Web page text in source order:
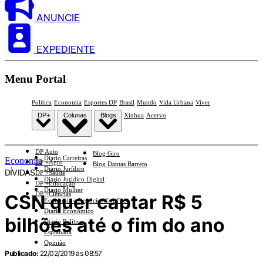
ANUNCIE
EXPEDIENTE
Menu Portal
Política Economia Esportes DP Brasil Mundo Vida Urbana Viver
DP+
DP Auto
DP +Agro
DP +Saúde
DP +Educação
DP +Ciências
Colunas
Diario Carreiras
Diario Jurídico
Diario Jurídico Digital
Diario Mulher
Economia e Negócios Em Foco
Diario Econômico
Diario Político
Esplanada
Opinião
Blogs
Blog Giro
Blog Dantas Barreto
Xinhua Acervo
Economia
DÍVIDAS
CSN quer captar R$ 5
bilhões até o fim do ano
Publicado: 22/02/2019 às 08:57